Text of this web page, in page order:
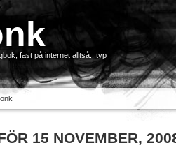
fast på internet alltså.. typ
15 NOVEMBER,